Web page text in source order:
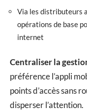
Via les distributeurs
opérations de base
internet
Centraliser la
préférence l’appli
points d’accès sans
disperser l’attention.